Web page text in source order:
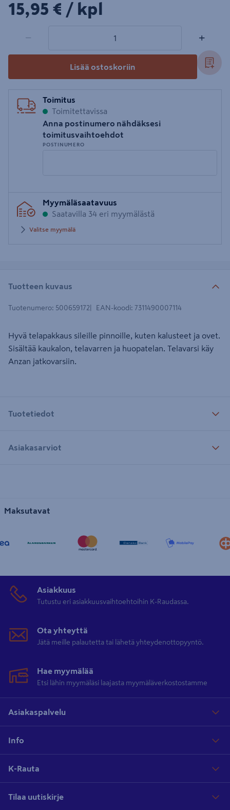
15,95€/kpl
15,95 € / kpl
− +
Lisää ostoskoriin
Toimitus
Toimitettavissa
Anna postinumero nähdäksesi
toimitusvaihtoehdot
POSTINUMERO
postinumero
Myymäläsaatavuus
Saatavilla 34 eri myymälästä
Valitse myymälä
Tuotteen kuvaus
Tuotenumero: 500659172 EAN-koodi: 7311490007114
Hyvä telapakkaus sileille pinnoille, kuten kalusteet ja ovet.
Sisältää kaukalon, telavarren ja huopatelan. Telavarsi käy
Anzan jatkovarsiin.
Tuotetiedot
Asiakasarviot
Maksutavat
Asiakkuus
Tutustu eri asiakkuusvaihtoehtoihin K-Raudassa.
Ota yhteyttä
Jätä meille palautetta tai lähetä yhteydenottopyyntö.
Hae myymälää
Etsi lähin myymäläsi laajasta myymäläverkostostamme
Asiakaspalvelu
Info
K-Rauta
Tilaa uutiskirje